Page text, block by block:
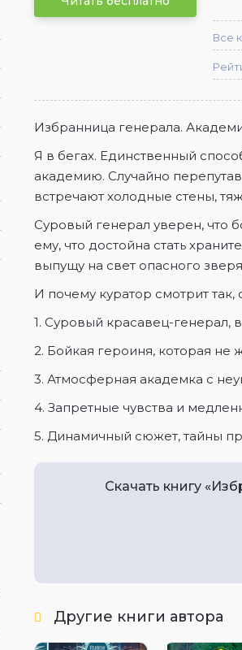
Все
Избранница генерала.
Я в бегах. Единственный
академию. Случайно
встречают холодные стены,
Суровый генерал уверен, что
ему, что достойна стать
выпущу на свет опасного
И почему куратор смотрит так,
1. Суровый красавец-генерал,
2. Бойкая героиня, которая не
3. Атмосферная академка с
4. Запретные чувства и
5. Динамичный сюжет, тайны
Скачать книгу
Другие книги автора